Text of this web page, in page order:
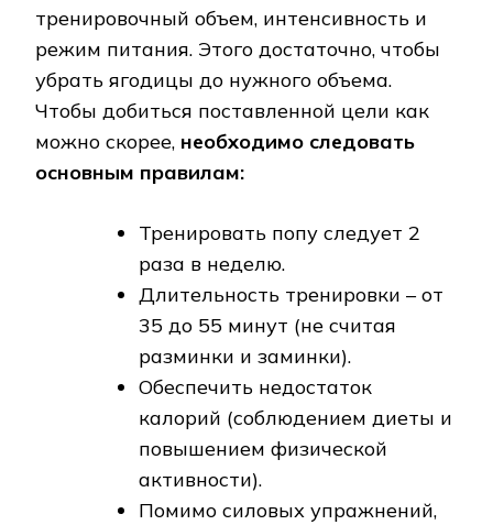
тренировочный объем, интенсивность и
режим питания. Этого достаточно, чтобы
убрать ягодицы до нужного объема.
Чтобы добиться поставленной цели как
можно скорее, необходимо следовать
основным правилам:
Тренировать попу следует 2
раза в неделю.
Длительность тренировки – от
35 до 55 минут (не считая
разминки и заминки).
Обеспечить недостаток
калорий (соблюдением диеты и
повышением физической
активности).
Помимо силовых упражнений,